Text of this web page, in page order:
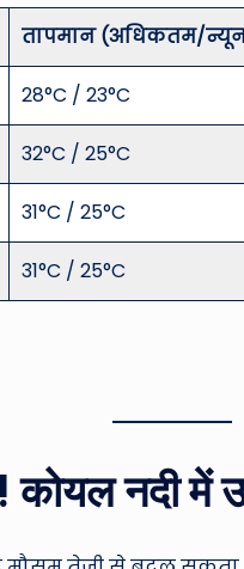
तापमान (अधिकतम/
28°C / 23°C
32°C / 25°C
31°C / 25°C
31°C / 25°C
कोयल नदी में